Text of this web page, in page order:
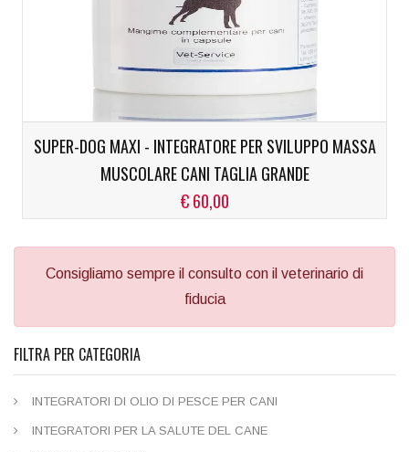
SUPER-DOG MAXI - INTEGRATORE PER SVILUPPO MASSA
MUSCOLARE CANI TAGLIA GRANDE
€ 60,00
Consigliamo sempre il consulto con il veterinario di
fiducia
FILTRA PER CATEGORIA
INTEGRATORI DI OLIO DI PESCE PER CANI
INTEGRATORI PER LA SALUTE DEL CANE